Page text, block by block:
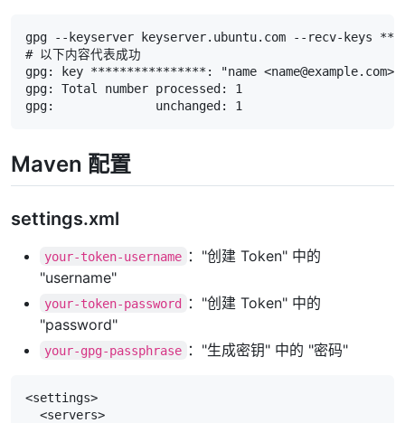
gpg --keyserver keyserver.ubuntu.com --recv-
# 以下内容代表成功
gpg: key ****************: "name
gpg: Total number processed: 1
gpg:              unchanged: 1
Maven 配置
settings.xml
your-token-username ："创建 Token" 中的
"username"
your-token-password
："创建 Token" 中的
"password"
your-gpg-passphrase ："生成密钥" 中的 "密码"
<settings>
  <servers>